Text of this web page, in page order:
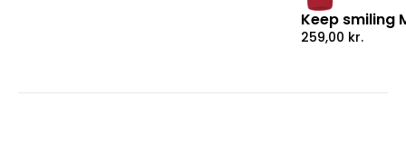
Keep smiling
259,00 kr.